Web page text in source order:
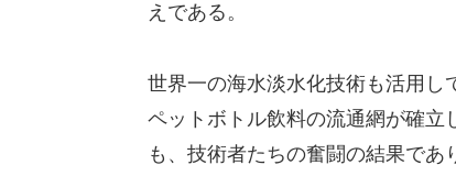
えである。
世界一の海水淡水化技術も活用し
ペットボトル飲料の流通網が確立
も、技術者たちの奮闘の結果であ